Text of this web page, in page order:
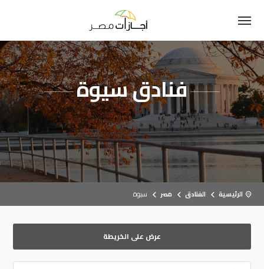
فنادق سيوة
الرئيسية الفنادق مصر سيوة
عرض على الخريطة